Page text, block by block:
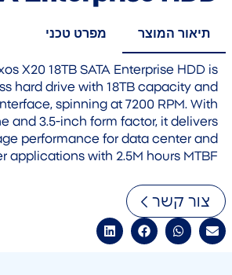
תיאור המוצר מפרט טכני
X20 18TB SATA Enterprise HDD is
hard drive with 18TB capacity and
spinning at 7200 RPM. With
and 3.5-inch form factor, it delivers
performance for data center and
applications with 2.5M hours MTBF.
צור קשר